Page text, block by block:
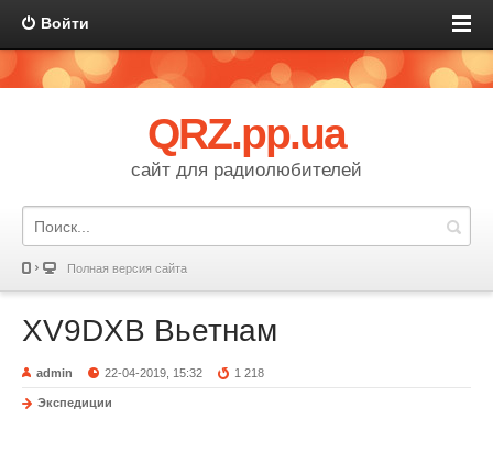
Войти
QRZ.pp.ua
сайт для радиолюбителей
Полная версия сайта
XV9DXB Вьетнам
admin 22-04-2019, 15:32 1 218
Экспедиции